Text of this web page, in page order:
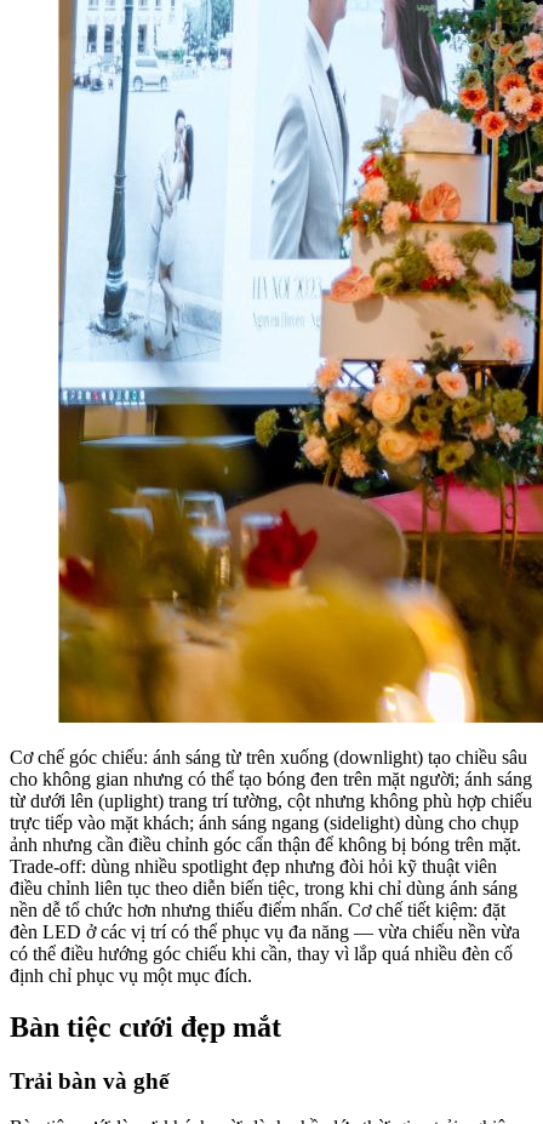
Cơ chế góc chiếu: ánh sáng từ trên xuống (downlight) tạo chiều sâu
cho không gian nhưng có thể tạo bóng đen trên mặt người; ánh sáng
từ dưới lên (uplight) trang trí tường, cột nhưng không phù hợp chiếu
trực tiếp vào mặt khách; ánh sáng ngang (sidelight) dùng cho chụp
ảnh nhưng cần điều chỉnh góc cẩn thận để không bị bóng trên mặt.
Trade-off: dùng nhiều spotlight đẹp nhưng đòi hỏi kỹ thuật viên
điều chỉnh liên tục theo diễn biến tiệc, trong khi chỉ dùng ánh sáng
nền dễ tổ chức hơn nhưng thiếu điểm nhấn. Cơ chế tiết kiệm: đặt
đèn LED ở các vị trí có thể phục vụ đa năng — vừa chiếu nền vừa
có thể điều hướng góc chiếu khi cần, thay vì lắp quá nhiều đèn cố
định chỉ phục vụ một mục đích.
Bàn tiệc cưới đẹp mắt
Trải bàn và ghế